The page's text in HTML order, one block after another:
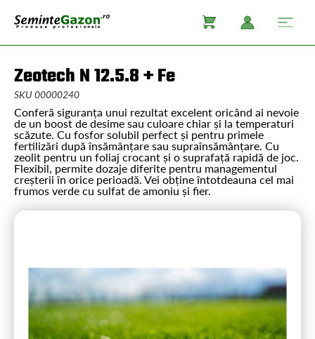
Zeotech N 12.5.8 + Fe
SKU 00000240
Conferă siguranța unui rezultat excelent oricând ai nevoie
de un boost de desime sau culoare chiar și la temperaturi
scăzute. Cu fosfor solubil perfect și pentru primele
fertilizări după însămânțare sau supraînsămânțare. Cu
zeolit pentru un foliaj crocant și o suprafață rapidă de joc.
Flexibil, permite dozaje diferite pentru managementul
creșterii în orice perioadă. Vei obține întotdeauna cel mai
frumos verde cu sulfat de amoniu și fier.